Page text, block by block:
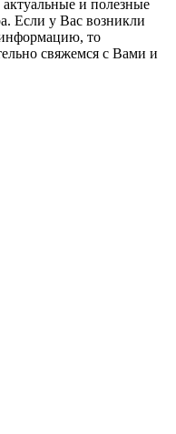
и полезные
Если у Вас возникли
то
свяжемся с Вами и